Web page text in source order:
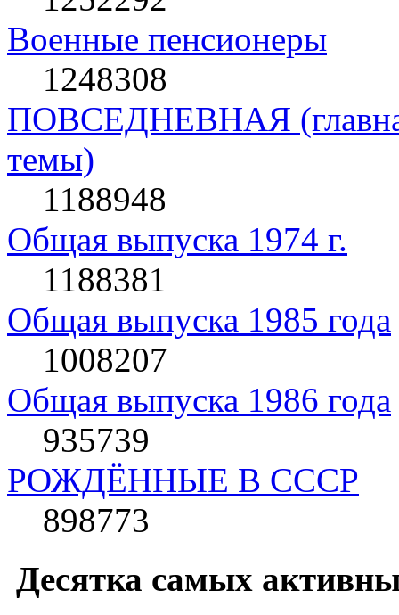
Военные пенсионеры
1248308
ПОВСЕДНЕВНАЯ
темы)
1188948
Общая выпуска 1974 г.
1188381
Общая выпуска 1985 года
1008207
Общая выпуска 1986 года
935739
РОЖДЁННЫЕ В СССР
898773
Десятка самых